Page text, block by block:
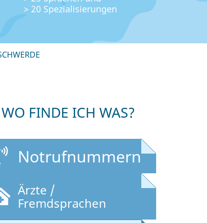
> 20 Spezialisierungen
WO FINDE ICH WAS?
Notrufnummern
Ärzte /
Fremdsprachen